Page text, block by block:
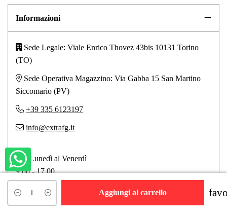
Aggiungi al carrello
Informazioni
Sede Legale: Viale Enrico Thovez 43bis 10131 Torino
(TO)
Sede Operativa Magazzino: Via Gabba 15 San Martino
Siccomario (PV)
+39 335 6123197
info@extrafg.it
Dal Lunedì al Venerdì
9.00 - 17.00